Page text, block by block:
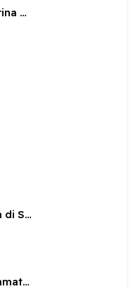
Tomba di Suor Caterina Marchetti
Lapide sulla facciata di San Pietro
Luigi Bartolotti alla amata Lucia